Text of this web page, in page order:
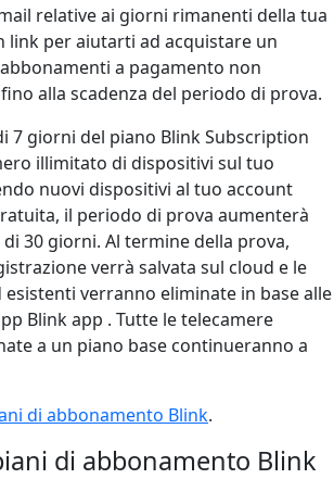
relative ai giorni rimanenti della tua
link per aiutarti ad acquistare un
a pagamento non
alla scadenza del periodo di prova.
7 giorni del piano Blink Subscription
illimitato di dispositivi sul tuo
nuovi dispositivi al tuo account
il periodo di prova aumenterà
30 giorni. Al termine della prova,
verrà salvata sul cloud e le
verranno eliminate in base alle
Blink app . Tutte le telecamere
a un piano base continueranno a
di abbonamento Blink.
di abbonamento Blink